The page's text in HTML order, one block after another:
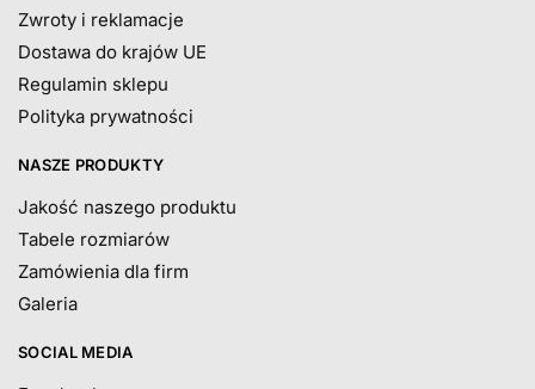
Zwroty i reklamacje
Dostawa do krajów UE
Regulamin sklepu
Polityka prywatności
NASZE PRODUKTY
Jakość naszego produktu
Tabele rozmiarów
Zamówienia dla firm
Galeria
SOCIAL MEDIA